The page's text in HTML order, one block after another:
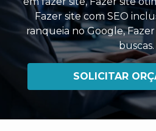
Fazer site com SEO
ranqueia no Google,
buscas.
SOLICITAR